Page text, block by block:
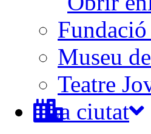
Museu
Teatre
La ciutat